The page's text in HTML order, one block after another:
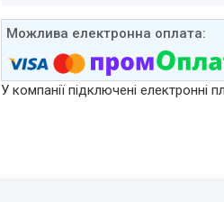
У компанії підключені